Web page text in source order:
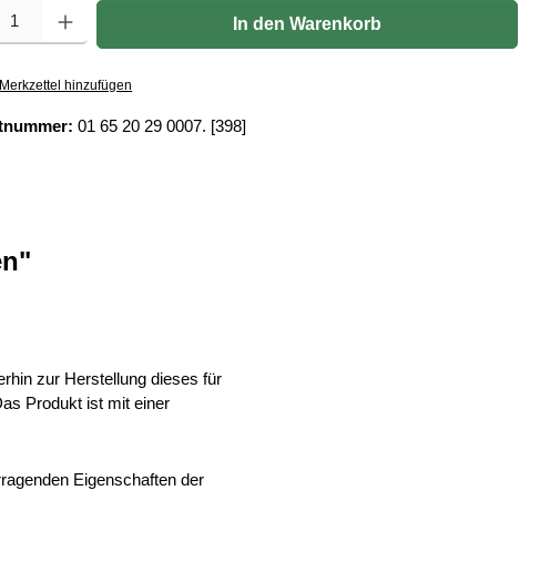
Gib den gewünschten Wert ein oder benutze die Schaltflächen um die Anzahl zu
In den Warenkorb
hinzufügen
01 65 20 29 0007. [398]
zur Herstellung dieses für
Produkt ist mit einer
Eigenschaften der